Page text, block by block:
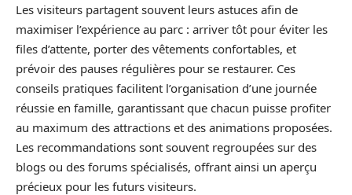
Les visiteurs partagent souvent leurs astuces afin de
maximiser l’expérience au parc : arriver tôt pour éviter les
files d’attente, porter des vêtements confortables, et
prévoir des pauses régulières pour se restaurer. Ces
conseils pratiques facilitent l’organisation d’une journée
réussie en famille, garantissant que chacun puisse profiter
au maximum des attractions et des animations proposées.
Les recommandations sont souvent regroupées sur des
blogs ou des forums spécialisés, offrant ainsi un aperçu
précieux pour les futurs visiteurs.